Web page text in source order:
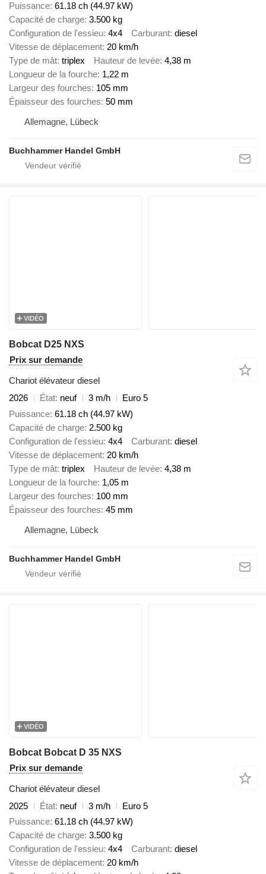
Puissance 61.18 ch (44.97 kW)
Capacité de charge 3.500 kg
Configuration de l'essieu 4x4 Carburant diesel
Vitesse de déplacement 20 km/h
Type de mât triplex Hauteur de levée 4,38 m
Longueur de la fourche 1,22 m
Largeur des fourches 105 mm
Épaisseur des fourches 50 mm
Allemagne, Lübeck
Buchhammer Handel GmbH
VIDÉO
Bobcat D25 NXS
Prix sur demande
Chariot élévateur diesel
2026
État neuf 3 m/h
Euro 5
Puissance 61.18 ch (44.97 kW)
Capacité de charge 2.500 kg
Configuration de l'essieu 4x4 Carburant diesel
Vitesse de déplacement 20 km/h
Type de mât triplex Hauteur de levée 4,38 m
Longueur de la fourche 1,05 m
Largeur des fourches 100 mm
Épaisseur des fourches 45 mm
Allemagne, Lübeck
Buchhammer Handel GmbH
VIDÉO
Bobcat Bobcat D 35 NXS
Prix sur demande
Chariot élévateur diesel
2025
État neuf 3 m/h
Euro 5
Puissance 61.18 ch (44.97 kW)
Capacité de charge 3.500 kg
Configuration de l'essieu 4x4 Carburant diesel
Vitesse de déplacement 20 km/h